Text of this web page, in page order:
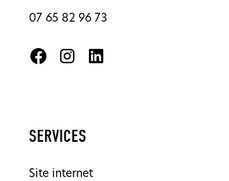
07 65 82 96 73
SERVICES
Site internet